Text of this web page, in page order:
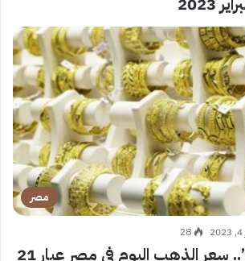
مصر
28
“انخفاض هائل”.. سعر الذهب اليوم في مصر عيار 21